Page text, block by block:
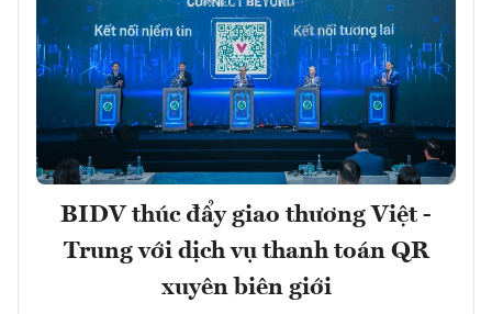
BIDV thúc đẩy giao thương Việt -
Trung với dịch vụ thanh toán QR
xuyên biên giới